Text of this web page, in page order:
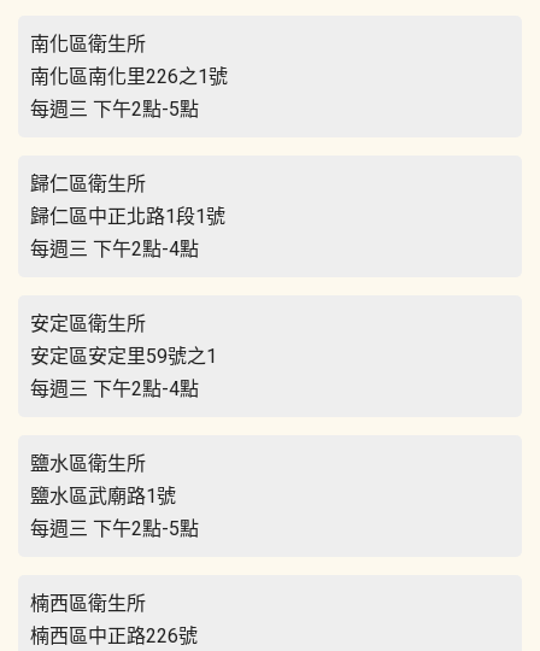
南化區衛生所
南化區南化里226之1號
每週三 下午2點-5點
歸仁區衛生所
歸仁區中正北路1段1號
每週三 下午2點-4點
安定區衛生所
安定區安定里59號之1
每週三 下午2點-4點
鹽水區衛生所
鹽水區武廟路1號
每週三 下午2點-5點
楠西區衛生所
楠西區中正路226號